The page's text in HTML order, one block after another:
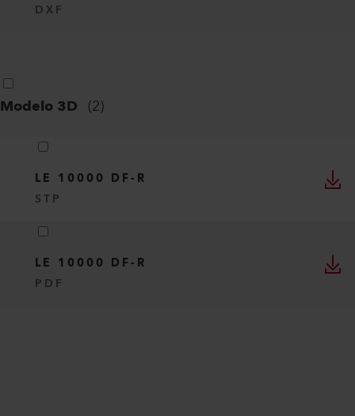
DXF
Modelo 3D (2)
LE 10000 DF-R
STP
LE 10000 DF-R
PDF